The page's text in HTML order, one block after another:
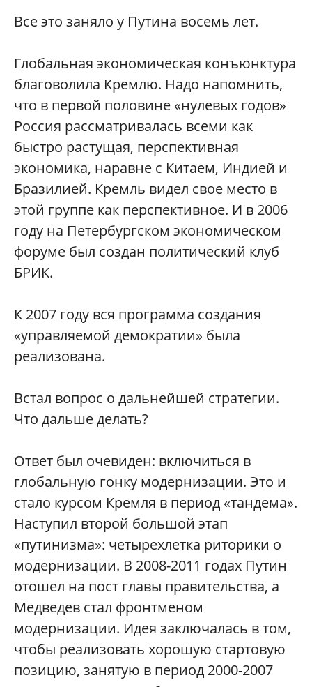
Все это заняло у Путина восемь лет.
Глобальная экономическая конъюнктура
благоволила Кремлю. Надо напомнить,
что в первой половине «нулевых годов»
Россия рассматривалась всеми как
быстро растущая, перспективная
экономика, наравне с Китаем, Индией и
Бразилией. Кремль видел свое место в
этой группе как перспективное. И в 2006
году на Петербургском экономическом
форуме был создан политический клуб
БРИК.
К 2007 году вся программа создания
«управляемой демократии» была
реализована.
Встал вопрос о дальнейшей стратегии.
Что дальше делать?
Ответ был очевиден: включиться в
глобальную гонку модернизации. Это и
стало курсом Кремля в период «тандема».
Наступил второй большой этап
«путинизма»: четырехлетка риторики о
модернизации. В 2008-2011 годах Путин
отошел на пост главы правительства, а
Медведев стал фронтменом
модернизации. Идея заключалась в том,
чтобы реализовать хорошую стартовую
позицию, занятую в период 2000-2007